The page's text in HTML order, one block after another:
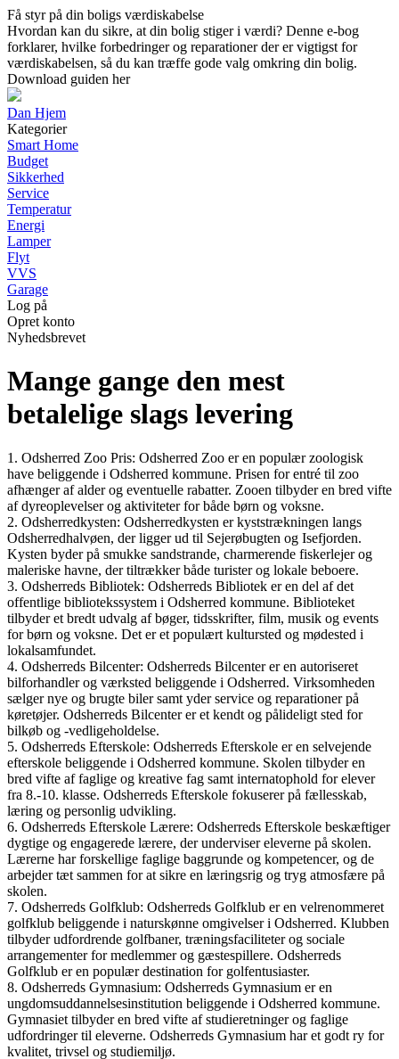
Få styr på din boligs værdiskabelse
Hvordan kan du sikre, at din bolig stiger i værdi? Denne e-bog
forklarer, hvilke forbedringer og reparationer der er vigtigst for
værdiskabelsen, så du kan træffe gode valg omkring din bolig.
Download guiden her
Dan Hjem
Kategorier
Smart Home
Budget
Sikkerhed
Service
Temperatur
Energi
Lamper
Flyt
VVS
Garage
Log på
Opret konto
Nyhedsbrevet
Mange gange den mest
betalelige slags levering
1. Odsherred Zoo Pris: Odsherred Zoo er en populær zoologisk
have beliggende i Odsherred kommune. Prisen for entré til zoo
afhænger af alder og eventuelle rabatter. Zooen tilbyder en bred vifte
af dyreoplevelser og aktiviteter for både børn og voksne.
2. Odsherredkysten: Odsherredkysten er kyststrækningen langs
Odsherredhalvøen, der ligger ud til Sejerøbugten og Isefjorden.
Kysten byder på smukke sandstrande, charmerende fiskerlejer og
maleriske havne, der tiltrækker både turister og lokale beboere.
3. Odsherreds Bibliotek: Odsherreds Bibliotek er en del af det
offentlige bibliotekssystem i Odsherred kommune. Biblioteket
tilbyder et bredt udvalg af bøger, tidsskrifter, film, musik og events
for børn og voksne. Det er et populært kultursted og mødested i
lokalsamfundet.
4. Odsherreds Bilcenter: Odsherreds Bilcenter er en autoriseret
bilforhandler og værksted beliggende i Odsherred. Virksomheden
sælger nye og brugte biler samt yder service og reparationer på
køretøjer. Odsherreds Bilcenter er et kendt og pålideligt sted for
bilkøb og -vedligeholdelse.
5. Odsherreds Efterskole: Odsherreds Efterskole er en selvejende
efterskole beliggende i Odsherred kommune. Skolen tilbyder en
bred vifte af faglige og kreative fag samt internatophold for elever
fra 8.-10. klasse. Odsherreds Efterskole fokuserer på fællesskab,
læring og personlig udvikling.
6. Odsherreds Efterskole Lærere: Odsherreds Efterskole beskæftiger
dygtige og engagerede lærere, der underviser eleverne på skolen.
Lærerne har forskellige faglige baggrunde og kompetencer, og de
arbejder tæt sammen for at sikre en læringsrig og tryg atmosfære på
skolen.
7. Odsherreds Golfklub: Odsherreds Golfklub er en velrenommeret
golfklub beliggende i naturskønne omgivelser i Odsherred. Klubben
tilbyder udfordrende golfbaner, træningsfaciliteter og sociale
arrangementer for medlemmer og gæstespillere. Odsherreds
Golfklub er en populær destination for golfentusiaster.
8. Odsherreds Gymnasium: Odsherreds Gymnasium er en
ungdomsuddannelsesinstitution beliggende i Odsherred kommune.
Gymnasiet tilbyder en bred vifte af studieretninger og faglige
udfordringer til eleverne. Odsherreds Gymnasium har et godt ry for
kvalitet, trivsel og studiemiljø.